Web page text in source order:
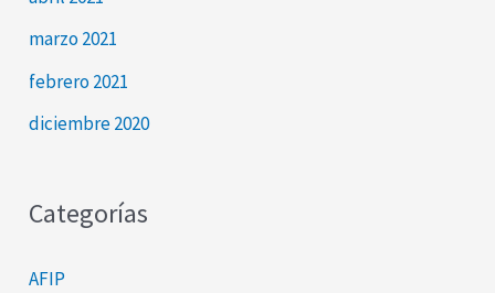
marzo 2021
febrero 2021
diciembre 2020
Categorías
AFIP